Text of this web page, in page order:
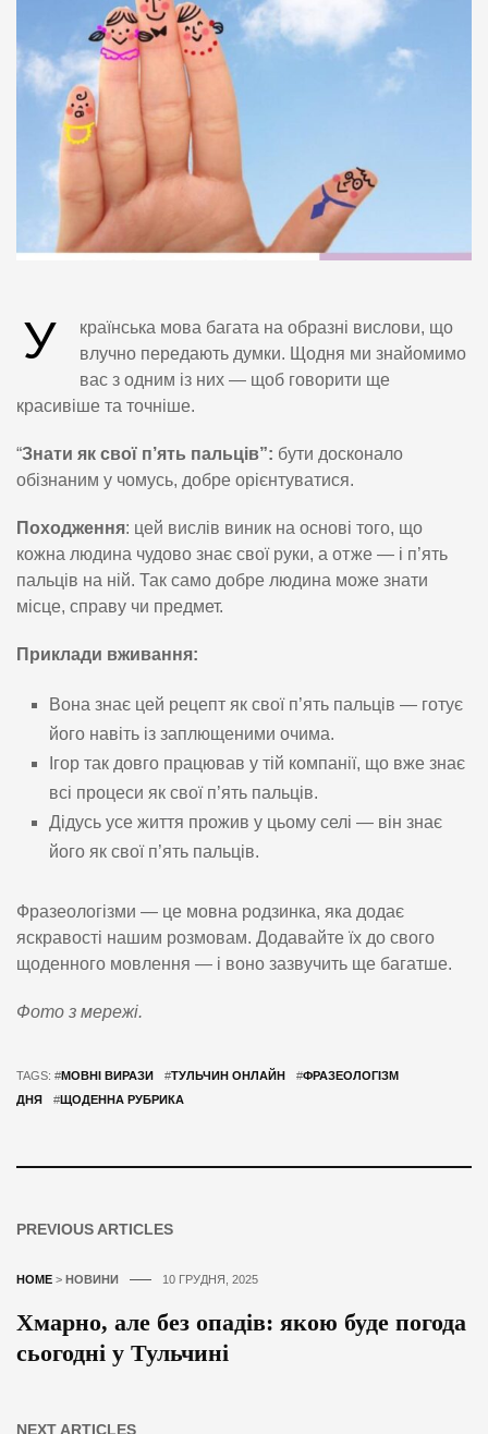
У
країнська мова багата на образні вислови, що
влучно передають думки. Щодня ми знайомимо
вас з одним із них — щоб говорити ще
красивіше та точніше.
“Знати як свої п’ять пальців”: бути досконало
обізнаним у чомусь, добре орієнтуватися.
Походження: цей вислів виник на основі того, що
кожна людина чудово знає свої руки, а отже — і п’ять
пальців на ній. Так само добре людина може знати
місце, справу чи предмет.
Приклади вживання:
Вона знає цей рецепт як свої п’ять пальців — готує
його навіть із заплющеними очима.
Ігор так довго працював у тій компанії, що вже знає
всі процеси як свої п’ять пальців.
Дідусь усе життя прожив у цьому селі — він знає
його як свої п’ять пальців.
Фразеологізми — це мовна родзинка, яка додає
яскравості нашим розмовам. Додавайте їх до свого
щоденного мовлення — і воно зазвучить ще багатше.
Фото з мережі.
TAGS: #МОВНІ ВИРАЗИ #ТУЛЬЧИН ОНЛАЙН #ФРАЗЕОЛОГІЗМ
ДНЯ
#ЩОДЕННА РУБРИКА
PREVIOUS ARTICLES
HOME > НОВИНИ 10 ГРУДНЯ, 2025
Хмарно, але без опадів: якою буде погода
сьогодні у Тульчині
NEXT ARTICLES